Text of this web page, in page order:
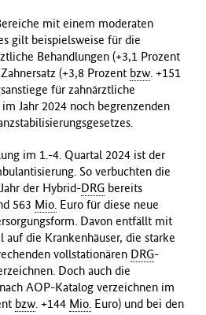
mit einem moderaten
gilt beispielsweise für die
Behandlungen (+3,1 Prozent
(+3,8 Prozent bzw. +151
für zahnärztliche
Jahr 2024 noch begrenzenden
im 1.-4. Quartal 2024 ist der
So verbuchten die
der Hybrid-DRG bereits
563 Mio. Euro für diese neue
Davon entfällt mit
auf die Krankenhäuser, die starke
vollstationären DRG-
Doch auch die
AOP-Katalog verzeichnen im
bzw. +144 Mio. Euro) und bei den